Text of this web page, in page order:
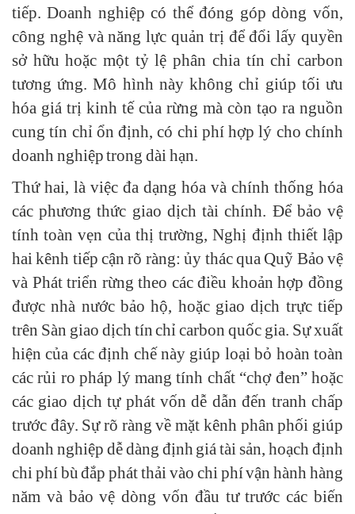
tiếp. Doanh nghiệp có thể đóng góp dòng vốn,
công nghệ và năng lực quản trị để đổi lấy quyền
sở hữu hoặc một tỷ lệ phân chia tín chỉ carbon
tương ứng. Mô hình này không chỉ giúp tối ưu
hóa giá trị kinh tế của rừng mà còn tạo ra nguồn
cung tín chỉ ổn định, có chi phí hợp lý cho chính
doanh nghiệp trong dài hạn.
Thứ hai, là việc đa dạng hóa và chính thống hóa
các phương thức giao dịch tài chính. Để bảo vệ
tính toàn vẹn của thị trường, Nghị định thiết lập
hai kênh tiếp cận rõ ràng: ủy thác qua Quỹ Bảo vệ
và Phát triển rừng theo các điều khoản hợp đồng
được nhà nước bảo hộ, hoặc giao dịch trực tiếp
trên Sàn giao dịch tín chỉ carbon quốc gia. Sự xuất
hiện của các định chế này giúp loại bỏ hoàn toàn
các rủi ro pháp lý mang tính chất “chợ đen” hoặc
các giao dịch tự phát vốn dễ dẫn đến tranh chấp
trước đây. Sự rõ ràng về mặt kênh phân phối giúp
doanh nghiệp dễ dàng định giá tài sản, hoạch định
chi phí bù đắp phát thải vào chi phí vận hành hàng
năm và bảo vệ dòng vốn đầu tư trước các biến